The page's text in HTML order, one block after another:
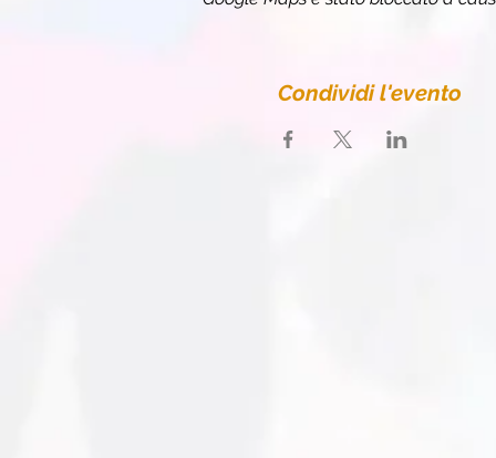
Condividi l'evento